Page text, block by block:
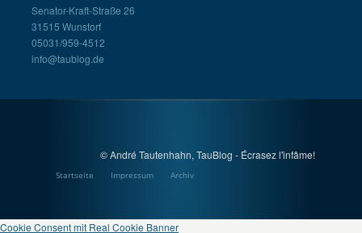
Senator-Kraft-Straße 26
31515 Wunstorf
05031/959-4512
info@taublog.de
© André Tautenhahn, TauBlog - Écrasez l'infâme!
Startseite Impressum Archiv
Cookie Consent mit Real Cookie Banner